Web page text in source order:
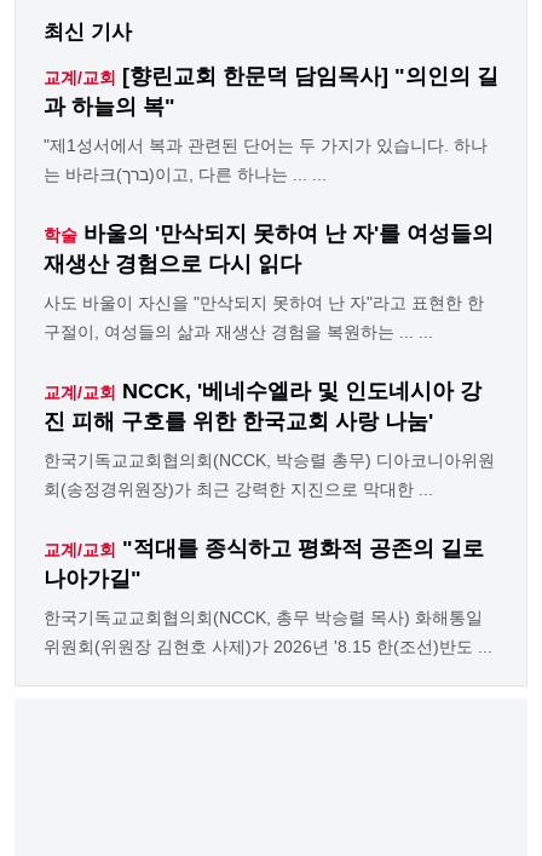
최신 기사
교계/교회 [향린교회 한문덕 담임목사] "의인의 길
과 하늘의 복"
"제1성서에서 복과 관련된 단어는 두 가지가 있습니다. 하나
는 바라크(ברך)이고, 다른 하나는 ... ...
학술 바울의 '만삭되지 못하여 난 자'를 여성들의
재생산 경험으로 다시 읽다
사도 바울이 자신을 "만삭되지 못하여 난 자"라고 표현한 한
구절이, 여성들의 삶과 재생산 경험을 복원하는 ... ...
교계/교회 NCCK, '베네수엘라 및 인도네시아 강
진 피해 구호를 위한 한국교회 사랑 나눔'
한국기독교교회협의회(NCCK, 박승렬 총무) 디아코니아위원
회(송정경위원장)가 최근 강력한 지진으로 막대한 ...
교계/교회 "적대를 종식하고 평화적 공존의 길로
나아가길"
한국기독교교회협의회(NCCK, 총무 박승렬 목사) 화해통일
위원회(위원장 김현호 사제)가 2026년 '8.15 한(조선)반도 ...